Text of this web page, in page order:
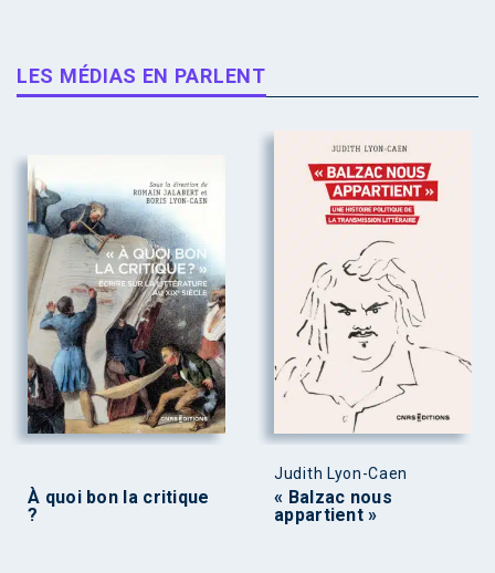
LES MÉDIAS EN PARLENT
À quoi bon la critique
?
Judith Lyon-Caen
« Balzac nous
appartient »